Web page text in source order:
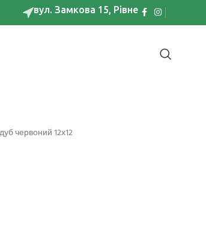
вул. Замкова 15, Рівне
червоний 12х12